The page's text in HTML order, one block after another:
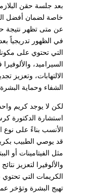
بعد جلسة حقن
خاصة لضمان أفضل
عن متى تظهر نتيجة
في الظهور تدريجياً
التي تحتوي على
السيراميد،
الالتهابات، وتعزيز
الشفاء وحماية
لكن لا يوجد كريم
استشارة الدكتورة
الأنسب بناءً على نوع
قد يوصي الطبيب
مثل الفيتامينات أو
والألوفيرا لتعزيز
الكريمات التي
تهيج البشرة وتؤخر